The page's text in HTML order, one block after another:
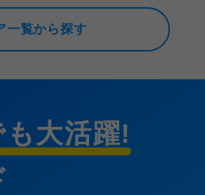
一覧から探す
大活躍!